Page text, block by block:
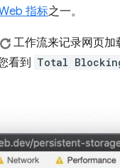
指标之一。
工作流来记录网页
看到 Total